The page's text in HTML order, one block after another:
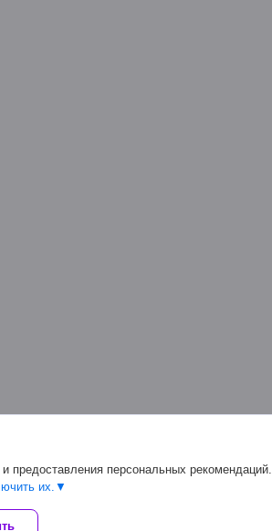
предоставления персональных рекомендаций.
их.